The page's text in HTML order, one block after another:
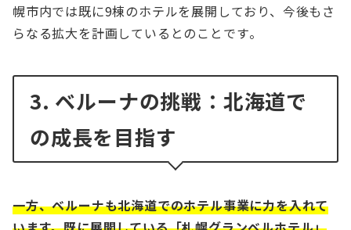
幌市内では既に9棟のホテルを展開しており、今後もさ
らなる拡大を計画しているとのことです​。
3. ベルーナの挑戦：北海道で
の成長を目指す
一方、ベルーナも北海道でのホテル事業に力を入れて